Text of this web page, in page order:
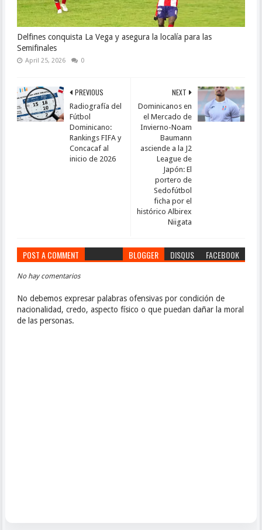
Delfines conquista La Vega y asegura la localía para las
Semifinales
April 25, 2026 0
NEXT
Dominicanos en
el Mercado de
Invierno-Noam
Baumann
asciende a la J2
League de
Japón: El
portero de
Sedofútbol
ficha por el
histórico Albirex
Niigata
PREVIOUS
Radiografía del
Fútbol
Dominicano:
Rankings FIFA y
Concacaf al
inicio de 2026
POST A COMMENT BLOGGER DISQUS FACEBOOK
No hay comentarios
No debemos expresar palabras ofensivas por condición de
nacionalidad, credo, aspecto físico o que puedan dañar la moral
de las personas.